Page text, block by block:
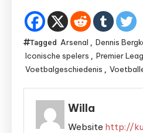
Tagged Arsenal , Dennis
Iconische spelers , Premier
Voetbalgeschiedenis ,
Willa
Website http://